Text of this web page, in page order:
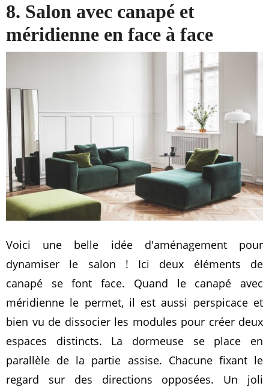
8. Salon avec canapé et
méridienne en face à face
Voici une belle idée d'aménagement pour
dynamiser le salon ! Ici deux éléments de
canapé se font face. Quand le canapé avec
méridienne le permet, il est aussi perspicace et
bien vu de dissocier les modules pour créer deux
espaces distincts. La dormeuse se place en
parallèle de la partie assise. Chacune fixant le
regard sur des directions opposées. Un joli